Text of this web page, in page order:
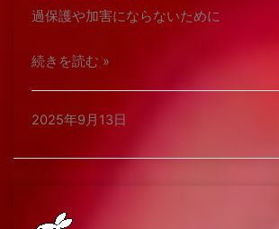
過保護や加害にならないために
続きを読む »
2025年9月13日